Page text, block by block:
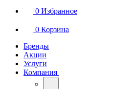
0 Избранное
0 Корзина
Бренды
Акции
Услуги
Компания